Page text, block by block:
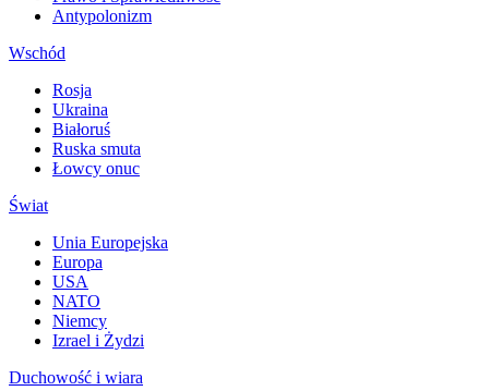
Antypolonizm
Wschód
Rosja
Ukraina
Białoruś
Ruska smuta
Łowcy onuc
Świat
Unia Europejska
Europa
USA
NATO
Niemcy
Izrael i Żydzi
Duchowość i wiara